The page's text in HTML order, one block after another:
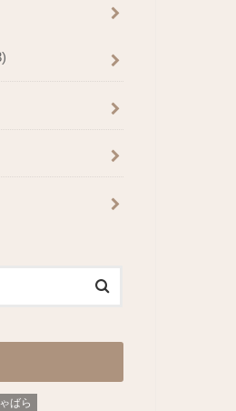
ばら